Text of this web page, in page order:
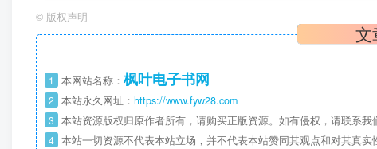
© 版权声明
文
1 本网站名称： 枫叶电子书网
2 本站永久网址： https://www.fyw28.com
3 本站资源版权归原作者所有，请购买正版资源。如有侵权，请联系我
4 本站一切资源不代表本站立场，并不代表本站赞同其观点和对其真实